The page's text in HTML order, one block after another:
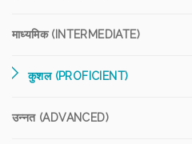
माध्यमिक (INTERMEDIATE)
कुशल (PROFICIENT)
उन्नत (ADVANCED)